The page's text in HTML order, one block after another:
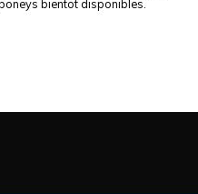
bientot disponibles.